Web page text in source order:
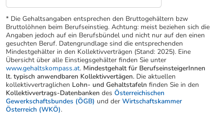
* Die Gehaltsangaben entsprechen den Bruttogehältern bzw
Bruttolöhnen beim Berufseinstieg. Achtung: meist beziehen sich die
Angaben jedoch auf ein Berufsbündel und nicht nur auf den einen
gesuchten Beruf. Datengrundlage sind die entsprechenden
Mindestgehälter in den Kollektivverträgen (Stand: 2025). Eine
Übersicht über alle Einstiegsgehälter finden Sie unter
www.gehaltskompass.at. Mindestgehalt für BerufseinsteigerInnen
lt. typisch anwendbaren Kollektivvertägen. Die aktuellen
kollektivvertraglichen Lohn- und Gehaltstafeln finden Sie in den
Kollektivvertrags-Datenbanken des Österreichischen
Gewerkschaftsbundes (ÖGB) und der Wirtschaftskammer
Österreich (WKÖ).